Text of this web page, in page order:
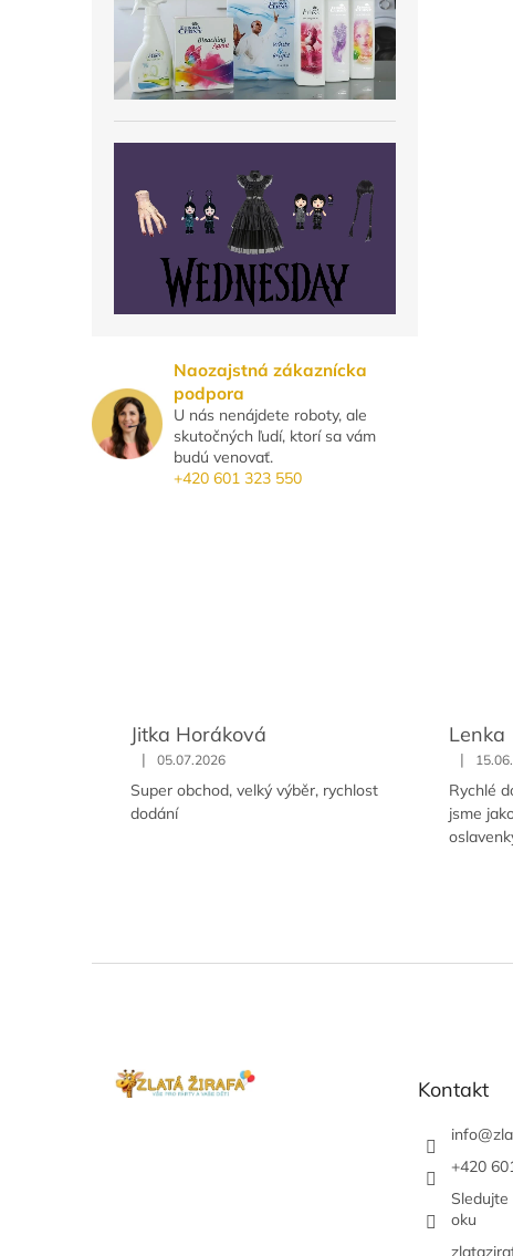
Naozajstná zákaznícka
podpora
U nás nenájdete roboty, ale
skutočných ľudí, ktorí sa vám
budú venovať.
+420 601 323 550
Jitka Horáková
| 05.07.2026
Super obchod, velký výběr, rychlost
dodání
Lenka
|
Rychlé
jsme
Kontakt
info@
+420
oku